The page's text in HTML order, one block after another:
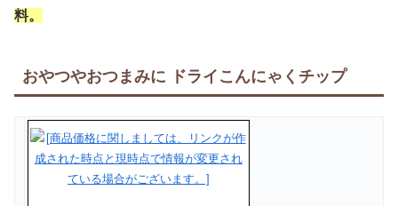
料。
おやつやおつまみに ドライこんにゃくチップ